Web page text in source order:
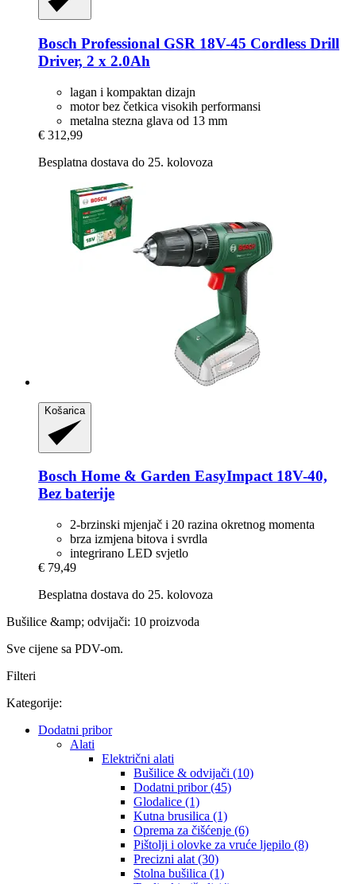
Bosch Professional GSR 18V-​45 Cordless Drill
Driver, 2 x 2.0Ah
lagan i kompaktan dizajn
motor bez četkica visokih performansi
metalna stezna glava od 13 mm
€ 312,99
Besplatna dostava do 25. kolovoza
Košarica
Bosch Home & Garden EasyImpact 18V-​40,
Bez baterije
2-brzinski mjenjač i 20 razina okretnog momenta
brza izmjena bitova i svrdla
integrirano LED svjetlo
€ 79,49
Besplatna dostava do 25. kolovoza
Bušilice &amp; odvijači: 10 proizvoda
Sve cijene sa PDV-om.
Filteri
Kategorije:
Dodatni pribor
Alati
Električni alati
Bušilice & odvijači (10)
Dodatni pribor (45)
Glodalice (1)
Kutna brusilica (1)
Oprema za čišćenje (6)
Pištolji i olovke za vruće ljepilo (8)
Precizni alat (30)
Stolna bušilica (1)